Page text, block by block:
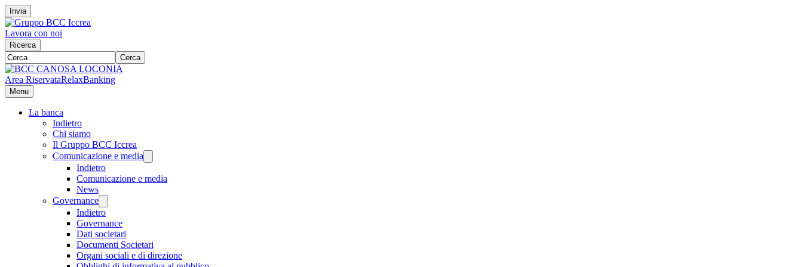
Invia
Lavora con noi
Ricerca
Cerca
Area RiservataRelaxBanking
Menu
La banca
Indietro
Chi siamo
Il Gruppo BCC Iccrea
Comunicazione e media
Indietro
Comunicazione e media
News
Governance
Indietro
Governance
Dati societari
Documenti Societari
Organi sociali e di direzione